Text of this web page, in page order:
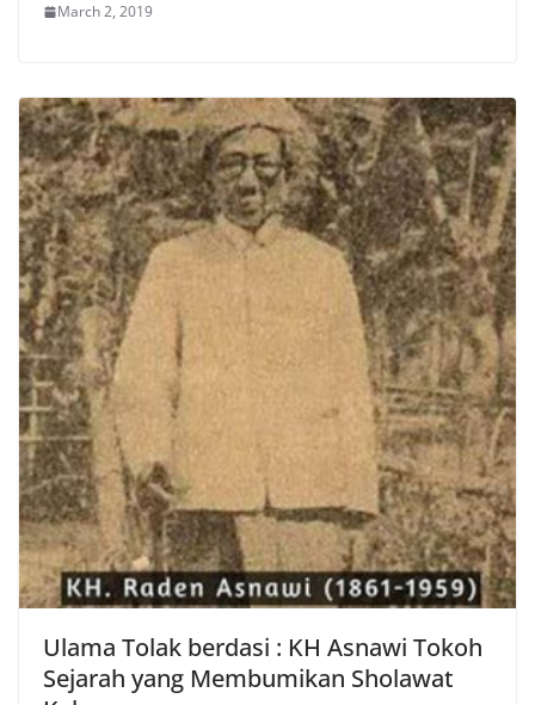
March 2, 2019
Ulama Tolak berdasi : KH Asnawi Tokoh
Sejarah yang Membumikan Sholawat